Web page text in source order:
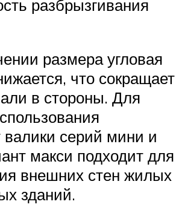
разбрызгивания
размера угловая
что сокращает
в стороны. Для
серий мини и
макси подходит для
внешних стен жилых
зданий.